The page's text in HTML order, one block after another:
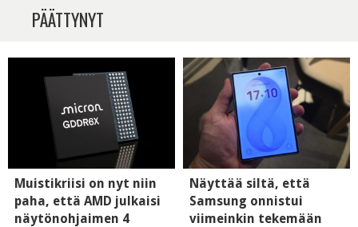
PÄÄTTYNYT
Muistikriisi on nyt niin
paha, että AMD julkaisi
näytönohjaimen 4
Näyttää siltä, että
Samsung onnistui
viimeinkin tekemään